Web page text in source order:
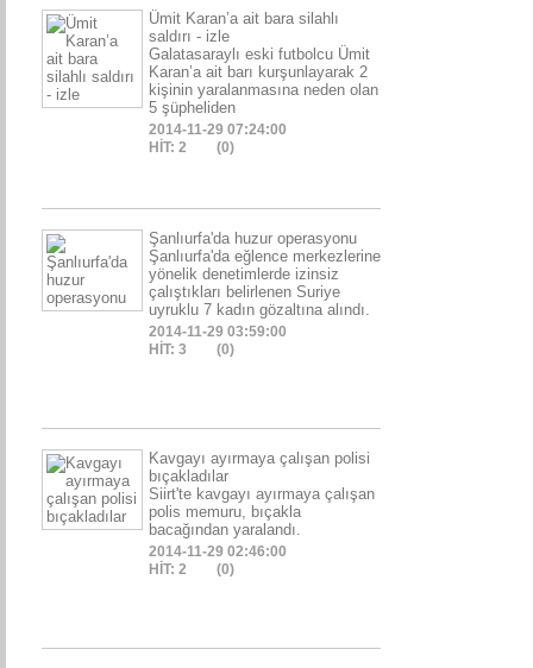
Ümit Karan’a ait bara silahlı
saldırı - izle
Galatasaraylı eski futbolcu Ümit
Karan’a ait barı kurşunlayarak 2
kişinin yaralanmasına neden olan
5 şüpheliden
2014-11-29 07:24:00
HİT: 2
(0)
Şanlıurfa'da huzur operasyonu
Şanlıurfa'da eğlence merkezlerine
yönelik denetimlerde izinsiz
çalıştıkları belirlenen Suriye
uyruklu 7 kadın gözaltına alındı.
2014-11-29 03:59:00
HİT: 3
(0)
Kavgayı ayırmaya çalışan polisi
bıçakladılar
Siirt'te kavgayı ayırmaya çalışan
polis memuru, bıçakla
bacağından yaralandı.
2014-11-29 02:46:00
HİT: 2
(0)